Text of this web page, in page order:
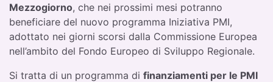
Mezzogiorno, che nei prossimi mesi potranno
beneficiare del nuovo programma Iniziativa PMI,
adottato nei giorni scorsi dalla Commissione Europea
nell’ambito del Fondo Europeo di Sviluppo Regionale.
Si tratta di un programma di finanziamenti per le PMI